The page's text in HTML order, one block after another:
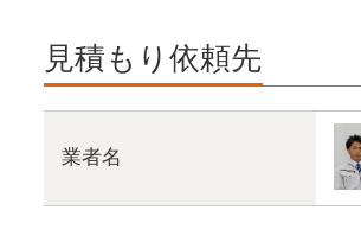
見積もり依頼先
業者名